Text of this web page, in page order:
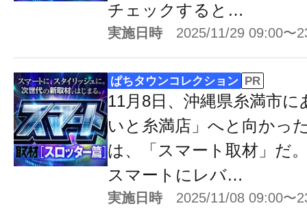
チェックすると…
実施日時 2025/11/29 09:00〜
ぱちタウンコレクション PR
11月8日、沖縄県糸満市
いと糸満店」へと向かっ
は、「スマート取材」だ
スマートにレバ…
実施日時 2025/11/08 09:00〜